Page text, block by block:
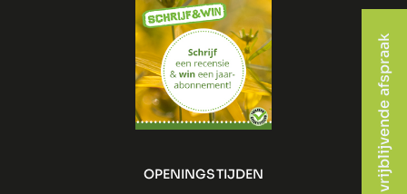
vrijblijvende afspraak
OPENINGSTIJDEN